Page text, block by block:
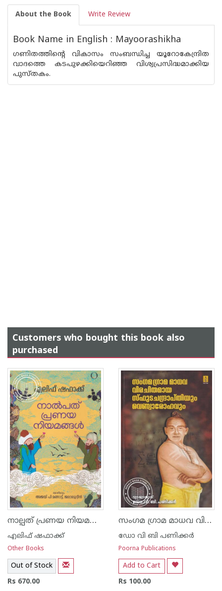
About the Book Write Review
Book Name in English : Mayoorashikha
ഗണിതത്തിന്റെ വികാസം സംബന്ധിച്ച യൂറോകേന്ദ്രിത
വാദത്തെ കടപുഴക്കിയെറിഞ്ഞ വിശ്വപ്രസിദ്ധമാക്കിയ
പുസ്തകം.
Customers who bought this book also
purchased
നാല്പത് പ്രണയ നിയമങ്ങള്‍
എലിഫ് ഷഫാക്ക്
Other Books
Out of Stock
Rs 670.00
സംഗമ ഗ്രാമ മാധവ വിരചിതമായ സ്ഫുട ചന്ദ്രാപ്തിയും വെണ്വാരോഹവും
ഡോ വി ബി പണിക്കര്‍
Poorna Publications
Add to Cart
Rs 100.00